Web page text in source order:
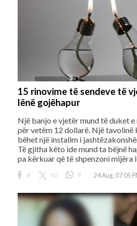
15 rinovime të sendeve të
lënë gojëhapur
Një banjo e vjetër mund të duket
për vetëm 12 dollarë. Një tavolinë
bëhet një instalim i
Të gjitha këto ide mund ta bëjnë
pa kërkuar që të shpenzoni mijëra
6 10 8 24 Aug, 07:05